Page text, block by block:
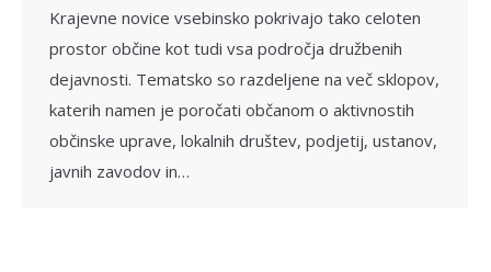
Krajevne novice vsebinsko pokrivajo tako celoten
prostor občine kot tudi vsa področja družbenih
dejavnosti. Tematsko so razdeljene na več sklopov,
katerih namen je poročati občanom o aktivnostih
občinske uprave, lokalnih društev, podjetij, ustanov,
javnih zavodov in…